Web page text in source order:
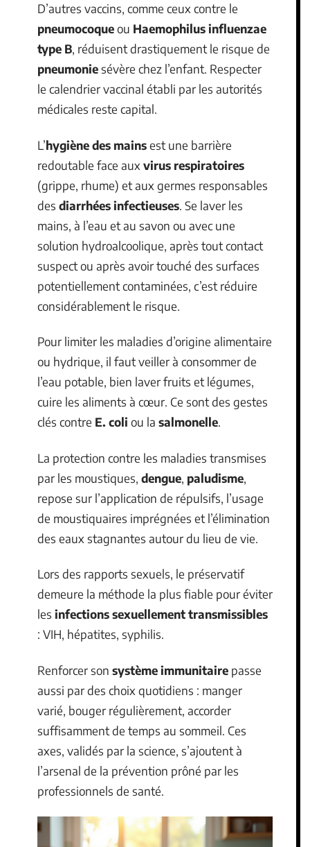
D’autres vaccins, comme ceux contre le
pneumocoqueou Haemophilus influenzae
type B, réduisent drastiquement le risque de
pneumoniesévère chez l’enfant. Respecter
le calendrier vaccinal établi par les autorités
médicales reste capital.
L’hygiène des mainsest une barrière
redoutable face aux virus respiratoires
(grippe, rhume) et aux germes responsables
des diarrhées infectieuses. Se laver les
mains, à l’eau et au savon ou avec une
solution hydroalcoolique, après tout contact
suspect ou après avoir touché des surfaces
potentiellement contaminées, c’est réduire
considérablement le risque.
Pour limiter les maladies d’origine alimentaire
ou hydrique, il faut veiller à consommer de
l’eau potable, bien laver fruits et légumes,
cuire les aliments à cœur. Ce sont des gestes
clés contre E. coli ou la salmonelle.
La protection contre les maladies transmises
par les moustiques, dengue, paludisme,
repose sur l’application de répulsifs, l’usage
de moustiquaires imprégnées et l’élimination
des eaux stagnantes autour du lieu de vie.
Lors des rapports sexuels, le préservatif
demeure la méthode la plus fiable pour éviter
les infections sexuellement transmissibles
: VIH, hépatites, syphilis.
Renforcer son système immunitaire passe
aussi par des choix quotidiens : manger
varié, bouger régulièrement, accorder
suffisamment de temps au sommeil. Ces
axes, validés par la science, s’ajoutent à
l’arsenal de la prévention prôné par les
professionnels de santé.